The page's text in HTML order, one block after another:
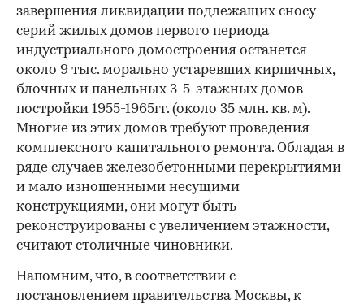
завершения ликвидации подлежащих сносу
серий жилых домов первого периода
индустриального домостроения останется
около 9 тыс. морально устаревших кирпичных,
блочных и панельных 3-5-этажных домов
постройки 1955-1965гг. (около 35 млн. кв. м).
Многие из этих домов требуют проведения
комплексного капитального ремонта. Обладая в
ряде случаев железобетонными перекрытиями
и мало изношенными несущими
конструкциями, они могут быть
реконструированы с увеличением этажности,
считают столичные чиновники.
Напомним, что, в соответствии с
постановлением правительства Москвы, к